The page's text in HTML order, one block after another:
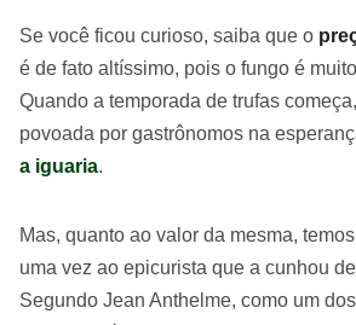
Se você ficou curioso, saiba que o
é de fato altíssimo, pois o fungo é
Quando a temporada de trufas
povoada por gastrônomos na
a iguaria.
Mas, quanto ao valor da mesma,
uma vez ao epicurista que a cunhou
Segundo Jean Anthelme, como um